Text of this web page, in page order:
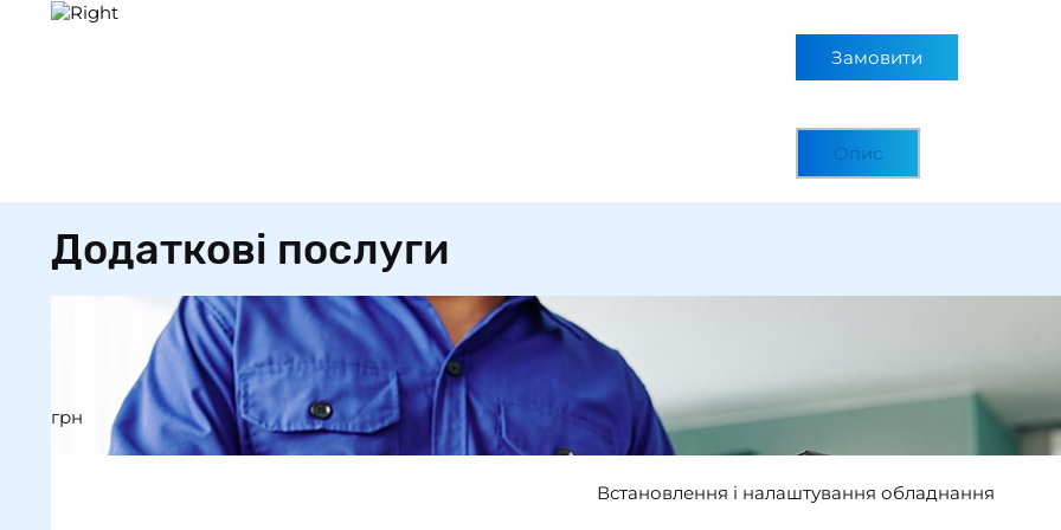
Замовити
Опис
Додаткові послуги
грн
Встановлення i налаштування обладнання